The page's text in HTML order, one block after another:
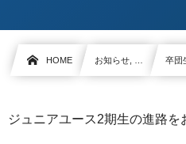
HOME お知らせ, … 卒団
ジュニアユース2期生の進路を